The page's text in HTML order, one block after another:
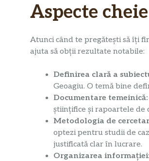
Aspecte
Atunci când te pregătești să îți
ajuta să obții rezultate notabile:
Definirea clară a
Geoagiu. O temă bine
Documentare temeinică:
științifice și rapoartele de
Metodologia de
optezi pentru studii de
justificată clar în lucrare.
Organizarea informației: